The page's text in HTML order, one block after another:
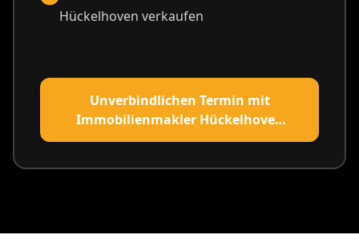
Hückelhoven verkaufen
Unverbindlichen Termin mit
Immobilienmakler Hückelhoven
vereinbaren